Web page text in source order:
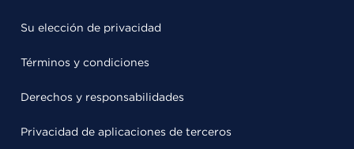
Su elección de privacidad
Términos y condiciones
Derechos y responsabilidades
Privacidad de aplicaciones de terceros